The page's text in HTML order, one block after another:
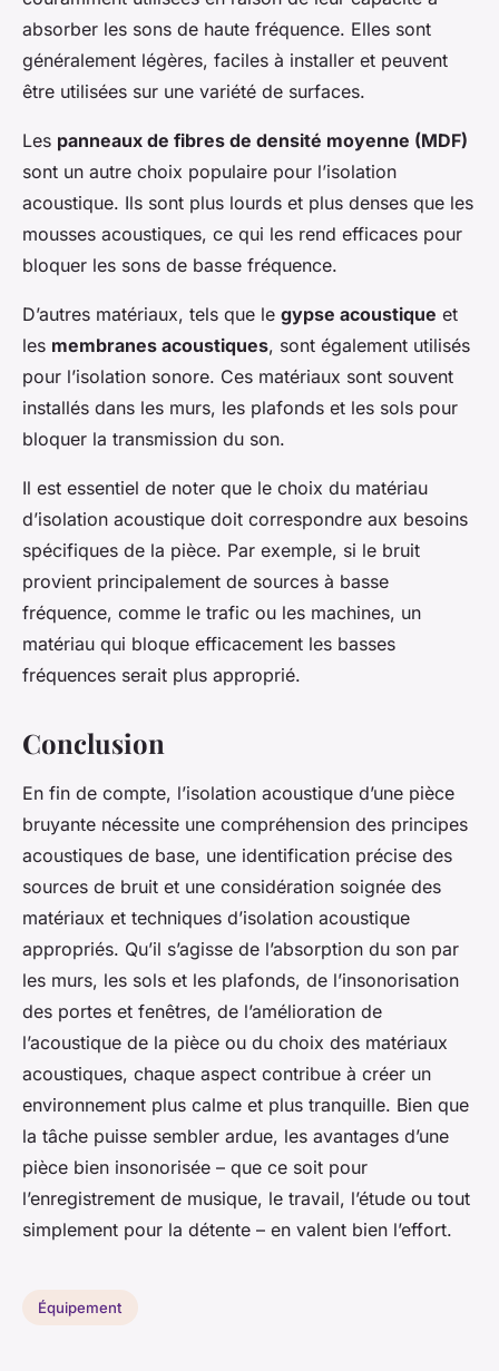
absorber les sons de haute fréquence. Elles sont
généralement légères, faciles à installer et peuvent
être utilisées sur une variété de surfaces.
Les panneaux de fibres de densité moyenne (MDF)
sont un autre choix populaire pour l’isolation
acoustique. Ils sont plus lourds et plus denses que les
mousses acoustiques, ce qui les rend efficaces pour
bloquer les sons de basse fréquence.
D’autres matériaux, tels que le gypse acoustique et
les membranes acoustiques, sont également utilisés
pour l’isolation sonore. Ces matériaux sont souvent
installés dans les murs, les plafonds et les sols pour
bloquer la transmission du son.
Il est essentiel de noter que le choix du matériau
d’isolation acoustique doit correspondre aux besoins
spécifiques de la pièce. Par exemple, si le bruit
provient principalement de sources à basse
fréquence, comme le trafic ou les machines, un
matériau qui bloque efficacement les basses
fréquences serait plus approprié.
Conclusion
En fin de compte, l’isolation acoustique d’une pièce
bruyante nécessite une compréhension des principes
acoustiques de base, une identification précise des
sources de bruit et une considération soignée des
matériaux et techniques d’isolation acoustique
appropriés. Qu’il s’agisse de l’absorption du son par
les murs, les sols et les plafonds, de l’insonorisation
des portes et fenêtres, de l’amélioration de
l’acoustique de la pièce ou du choix des matériaux
acoustiques, chaque aspect contribue à créer un
environnement plus calme et plus tranquille. Bien que
la tâche puisse sembler ardue, les avantages d’une
pièce bien insonorisée – que ce soit pour
l’enregistrement de musique, le travail, l’étude ou tout
simplement pour la détente – en valent bien l’effort.
Équipement